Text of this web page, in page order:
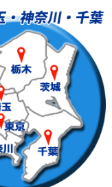
33,000円
+8,800円
44,000円
+8,800円